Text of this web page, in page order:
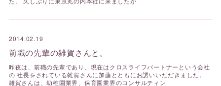
2014.02.19
前職の先輩の雑賀さんと。
昨夜は、前職の先輩であり、現在はクロスライフパートナーという会社
の 社長をされている雑賀さんに加藤とともにお誘いいただきました。
雑賀さんは、幼稚園業界、保育園業界のコンサルティン